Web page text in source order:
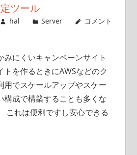
ツール
hal Server
コメント
みにくいキャンペーンサイト
トを作るときにAWSなどのク
用でスケールアップやスケー
構成で構築することも多くな
これは便利ですし安心できる